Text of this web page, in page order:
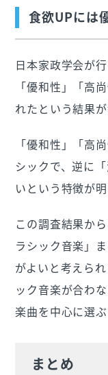
食欲UPには
日本家政学会が
「優和性」「高
れたという結果が
「優和性」「高
シックで、逆に
いという特徴が
この調査結果か
ラシック音楽」
がよいと考えら
ック音楽が合わ
楽曲を中心に選
まとめ